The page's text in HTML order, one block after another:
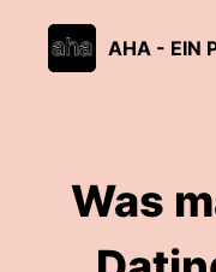
AHA - EIN
Was